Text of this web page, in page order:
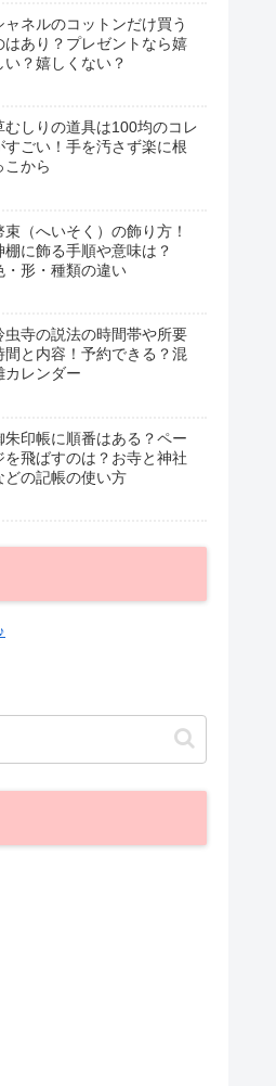
ャネルのコットンだけ買う
はあり？プレゼントなら嬉
い？嬉しくない？
むしりの道具は100均のコレ
すごい！手を汚さず楽に根
こから
束（へいそく）の飾り方！
棚に飾る手順や意味は？
・形・種類の違い
虫寺の説法の時間帯や所要
間と内容！予約できる？混
カレンダー
朱印帳に順番はある？ペー
を飛ばすのは？お寺と神社
どの記帳の使い方